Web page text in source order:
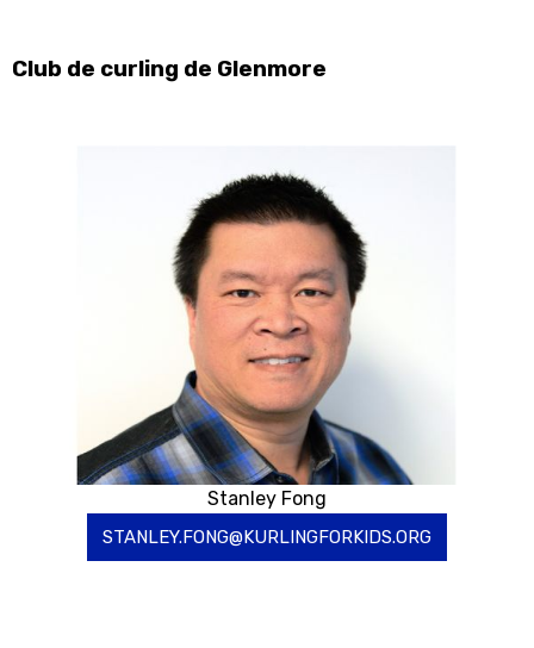
Club de curling de Glenmore
Stanley Fong
STANLEY.FONG@KURLINGFORKIDS.ORG